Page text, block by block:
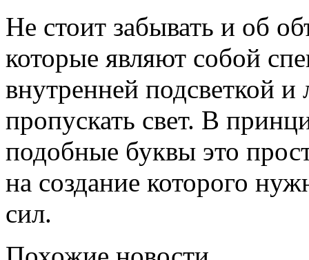
Не стоит забывать и об
которые являют собой
внутренней подсветкой
пропускать свет. В
подобные буквы это
на создание которого
сил.